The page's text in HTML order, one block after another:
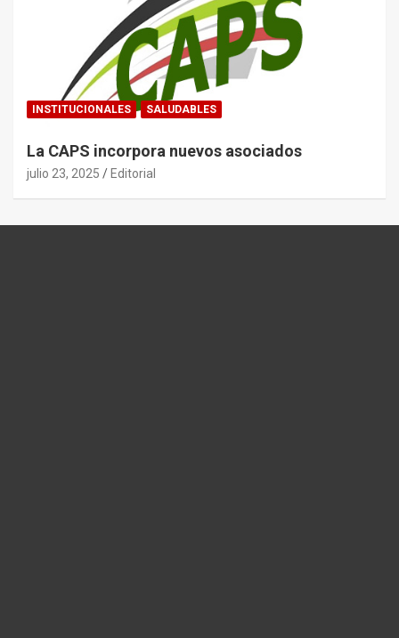
INSTITUCIONALES SALUDABLES
La CAPS incorpora nuevos asociados
julio 23, 2025 Editorial